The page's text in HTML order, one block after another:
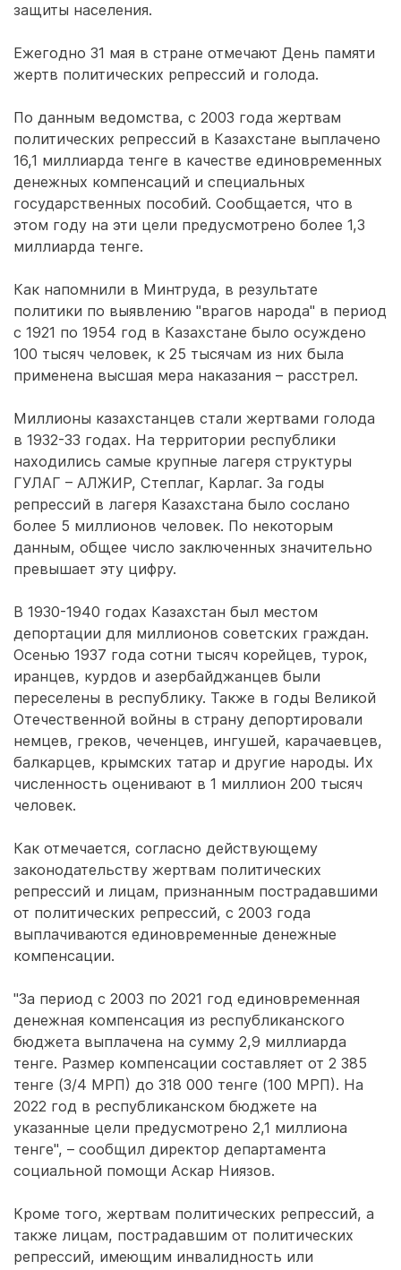
защиты населения.
Ежегодно 31 мая в стране отмечают День памяти
жертв политических репрессий и голода.
По данным ведомства, с 2003 года жертвам
политических репрессий в Казахстане выплачено
16,1 миллиарда тенге в качестве единовременных
денежных компенсаций и специальных
государственных пособий. Сообщается, что в
этом году на эти цели предусмотрено более 1,3
миллиарда тенге.
Как напомнили в Минтруда, в результате
политики по выявлению "врагов народа" в период
с 1921 по 1954 год в Казахстане было осуждено
100 тысяч человек, к 25 тысячам из них была
применена высшая мера наказания – расстрел.
Миллионы казахстанцев стали жертвами голода
в 1932-33 годах. На территории республики
находились самые крупные лагеря структуры
ГУЛАГ – АЛЖИР, Степлаг, Карлаг. За годы
репрессий в лагеря Казахстана было сослано
более 5 миллионов человек. По некоторым
данным, общее число заключенных значительно
превышает эту цифру.
В 1930-1940 годах Казахстан был местом
депортации для миллионов советских граждан.
Осенью 1937 года сотни тысяч корейцев, турок,
иранцев, курдов и азербайджанцев были
переселены в республику. Также в годы Великой
Отечественной войны в страну депортировали
немцев, греков, чеченцев, ингушей, карачаевцев,
балкарцев, крымских татар и другие народы. Их
численность оценивают в 1 миллион 200 тысяч
человек.
Как отмечается, согласно действующему
законодательству жертвам политических
репрессий и лицам, признанным пострадавшими
от политических репрессий, с 2003 года
выплачиваются единовременные денежные
компенсации.
"За период с 2003 по 2021 год единовременная
денежная компенсация из республиканского
бюджета выплачена на сумму 2,9 миллиарда
тенге. Размер компенсации составляет от 2 385
тенге (3/4 МРП) до 318 000 тенге (100 МРП). На
2022 год в республиканском бюджете на
указанные цели предусмотрено 2,1 миллиона
тенге", – сообщил директор департамента
социальной помощи Аскар Ниязов.
Кроме того, жертвам политических репрессий, а
также лицам, пострадавшим от политических
репрессий, имеющим инвалидность или